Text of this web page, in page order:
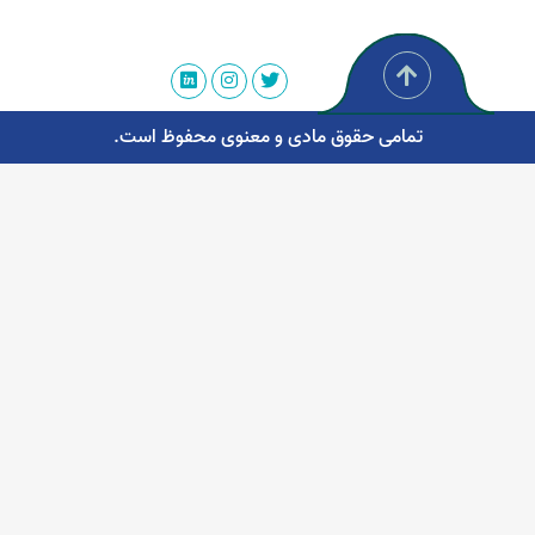
تمامی حقوق مادی و معنوی محفوظ است.